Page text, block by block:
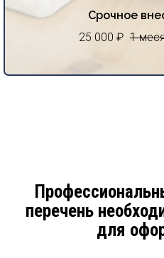
Срочное
25 000 ₽ 1
перечень
для